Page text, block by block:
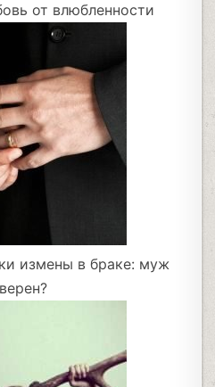
от влюбленности
измены в браке: муж